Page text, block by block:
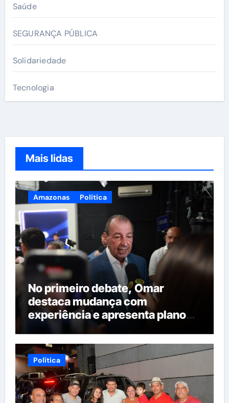
Saúde
SEGURANÇA PÚBLICA
Solidariedade
Tecnologia
Mais lidas
Amazonas Política
No primeiro debate, Omar
destaca mudança com
experiência e apresenta plano
para reorganizar serviços
públicos
Política